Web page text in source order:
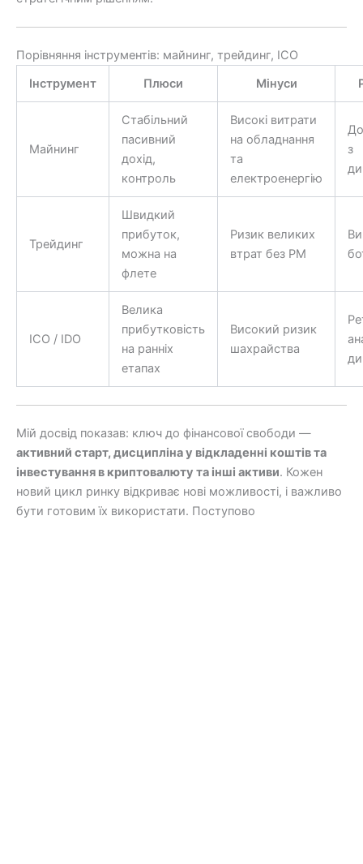
Порівняння інструментів: майнинг, трейдинг, ICO
Інструмент
Плюси Мінуси
Майнинг
Стабільний
пасивний
дохід,
контроль
Високі витрати
на обладнання
та
електроенергію
з
Трейдинг
Швидкий
прибуток,
можна на
флете
Ризик великих
втрат без РМ
ICO / IDO
Велика
прибутковість
на ранніх
етапах
Високий ризик
шахрайства
Мій досвід показав: ключ до фінансової свободи —
активний старт, дисципліна у відкладенні коштів та
інвестування в криптовалюту та інші активи. Кожен
новий цикл ринку відкриває нові можливості, і важливо
бути готовим їх використати. Поступово